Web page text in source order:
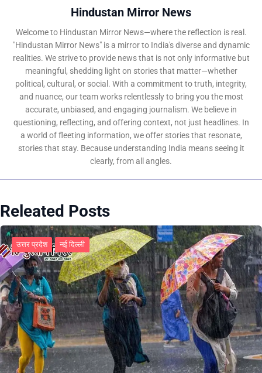
Hindustan Mirror News
Welcome to Hindustan Mirror News—where the reflection is real.
"Hindustan Mirror News" is a mirror to India's diverse and dynamic
realities. We strive to provide news that is not only informative but
meaningful, shedding light on stories that matter—whether
political, cultural, or social. With a commitment to truth, integrity,
and nuance, our team works relentlessly to bring you the most
accurate, unbiased, and engaging journalism. We believe in
questioning, reflecting, and offering context, not just headlines. In
a world of fleeting information, we offer stories that resonate,
stories that stay. Because understanding India means seeing it
clearly, from all angles.
Releated Posts
उत्तर प्रदेश नई दिल्ली